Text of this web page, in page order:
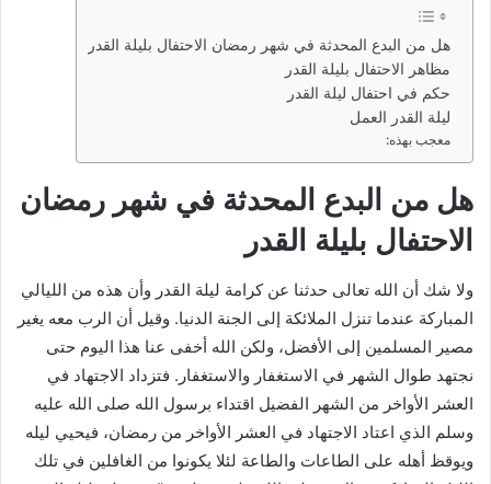
هل من البدع المحدثة في شهر رمضان الاحتفال بليلة القدر
مظاهر الاحتفال بليلة القدر
حكم في احتفال ليلة القدر
ليلة القدر العمل
معجب بهذه:
هل من البدع المحدثة في شهر رمضان
الاحتفال بليلة القدر
ولا شك أن الله تعالى حدثنا عن كرامة ليلة القدر وأن هذه من الليالي
المباركة عندما تنزل الملائكة إلى الجنة الدنيا. وقيل أن الرب معه يغير
مصير المسلمين إلى الأفضل، ولكن الله أخفى عنا هذا اليوم حتى
نجتهد طوال الشهر في الاستغفار والاستغفار. فتزداد الاجتهاد في
العشر الأواخر من الشهر الفضيل اقتداء برسول الله صلى الله عليه
وسلم الذي اعتاد الاجتهاد في العشر الأواخر من رمضان، فيحيي ليله
ويوقظ أهله على الطاعات والطاعة لئلا يكونوا من الغافلين في تلك